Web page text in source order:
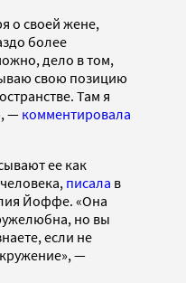
о своей жене,
более
дело в том,
свою позицию
Там я
— комментировала
ее как
писала в
Йоффе. «Она
но вы
если не
—